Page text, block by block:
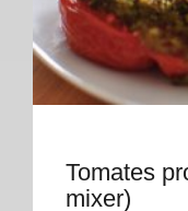
Tomates
mixer)